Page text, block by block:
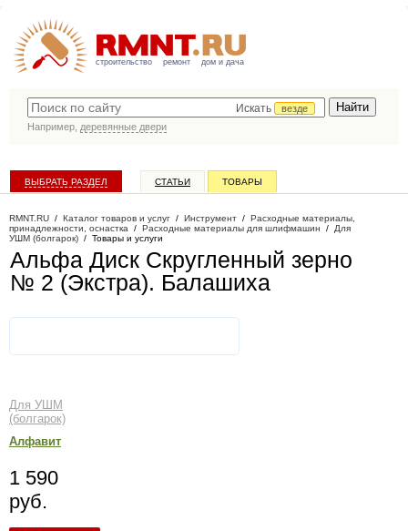
строительство ремонт дом и дача
Искать
везде
Например, деревянные двери
ВЫБРАТЬ РАЗДЕЛ СТАТЬИ ТОВАРЫ
RMNT.RU / Каталог товаров и услуг / Инструмент / Расходные материалы,
принадлежности, оснастка / Расходные материалы для шлифмашин / Для
УШМ (болгарок) / Товары и услуги
Альфа Диск Скругленный зерно
№ 2 (Экстра). Балашиха
Для УШМ
(болгарок)
Алфавит
1 590
руб.